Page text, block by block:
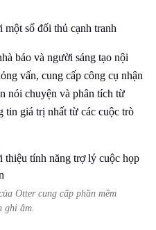
số đối thủ cạnh tranh
báo và người sáng tạo nội
vấn, cung cấp công cụ nhận
nói chuyện và phân tích từ
tin giá trị nhất từ các cuộc trò
Otter cung cấp phần mềm
ghi âm.